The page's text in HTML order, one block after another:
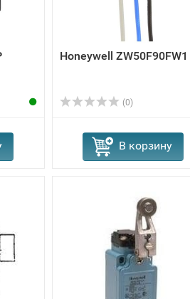
Honeywell ZW50F90FW1
(0)
В корзину